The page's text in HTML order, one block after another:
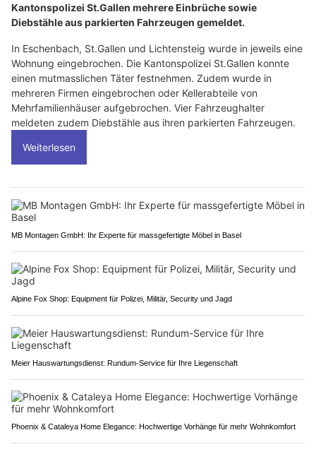
Kantonspolizei St.Gallen mehrere Einbrüche sowie
Diebstähle aus parkierten Fahrzeugen gemeldet.
In Eschenbach, St.Gallen und Lichtensteig wurde in jeweils eine
Wohnung eingebrochen. Die Kantonspolizei St.Gallen konnte
einen mutmasslichen Täter festnehmen. Zudem wurde in
mehreren Firmen eingebrochen oder Kellerabteile von
Mehrfamilienhäuser aufgebrochen. Vier Fahrzeughalter
meldeten zudem Diebstähle aus ihren parkierten Fahrzeugen.
Weiterlesen
MB Montagen GmbH: Ihr Experte für massgefertigte Möbel in Basel
Alpine Fox Shop: Equipment für Polizei, Militär, Security und Jagd
Meier Hauswartungsdienst: Rundum-Service für Ihre Liegenschaft
Phoenix & Cataleya Home Elegance: Hochwertige Vorhänge für mehr Wohnkomfort